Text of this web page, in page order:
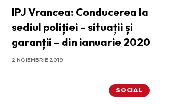
IPJ Vrancea: Conducerea la
sediul poliției – situații și
garanții – din ianuarie 2020
2 NOIEMBRIE 2019
SOCIAL